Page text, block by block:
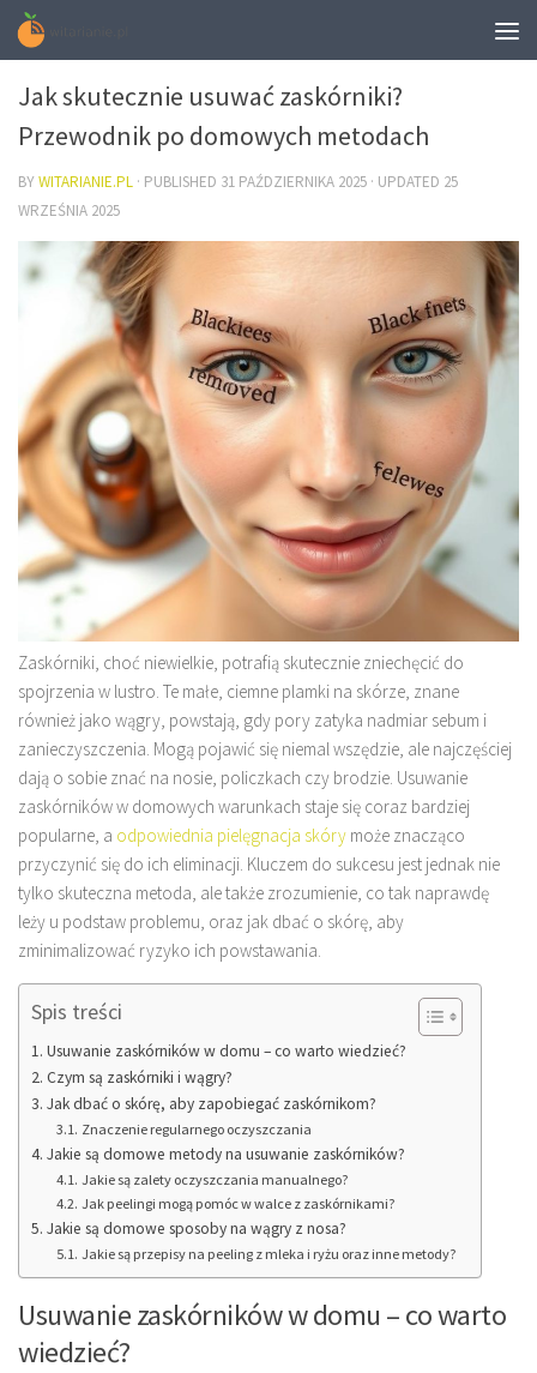
URODA
Jak skutecznie usuwać zaskórniki?
Przewodnik po domowych metodach
BYWITARIANIE.PL · PUBLISHED 31 PAŹDZIERNIKA 2025 · UPDATED 25
WRZEŚNIA 2025
Zaskórniki, choć niewielkie, potrafią skutecznie zniechęcić do
spojrzenia w lustro. Te małe, ciemne plamki na skórze, znane
również jako wągry, powstają, gdy pory zatyka nadmiar sebum i
zanieczyszczenia. Mogą pojawić się niemal wszędzie, ale najczęściej
dają o sobie znać na nosie, policzkach czy brodzie. Usuwanie
zaskórników w domowych warunkach staje się coraz bardziej
popularne, a odpowiednia pielęgnacja skóry może znacząco
przyczynić się do ich eliminacji. Kluczem do sukcesu jest jednak nie
tylko skuteczna metoda, ale także zrozumienie, co tak naprawdę
leży u podstaw problemu, oraz jak dbać o skórę, aby
zminimalizować ryzyko ich powstawania.
Spis treści
Usuwanie zaskórników w domu – co warto wiedzieć?
Czym są zaskórniki i wągry?
Jak dbać o skórę, aby zapobiegać zaskórnikom?
Znaczenie regularnego oczyszczania
Jakie są domowe metody na usuwanie zaskórników?
Jakie są zalety oczyszczania manualnego?
Jak peelingi mogą pomóc w walce z zaskórnikami?
Jakie są domowe sposoby na wągry z nosa?
Jakie są przepisy na peeling z mleka i ryżu oraz inne metody?
Usuwanie zaskórników w domu – co warto
wiedzieć?